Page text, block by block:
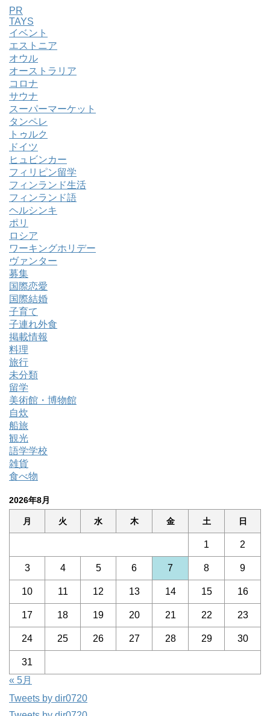
PR
TAYS
イベント
エストニア
オウル
オーストラリア
コロナ
サウナ
スーパーマーケット
タンペレ
トゥルク
ドイツ
ヒュビンカー
フィリピン留学
フィンランド生活
フィンランド語
ヘルシンキ
ポリ
ロシア
ワーキングホリデー
ヴァンター
募集
国際恋愛
国際結婚
子育て
子連れ外食
掲載情報
料理
旅行
未分類
留学
美術館・博物館
自炊
船旅
観光
語学学校
雑貨
食べ物
2026年8月
月 火 水 木 金 土 日
1 2
3 4 5 6 7 8 9
10 11 12 13 14 15 16
17 18 19 20 21 22 23
24 25 26 27 28 29 30
31
« 5月
Tweets by dir0720